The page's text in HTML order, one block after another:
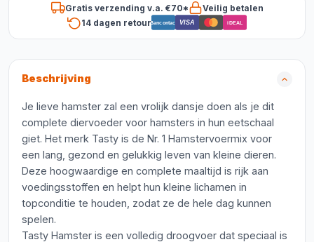
Gratis verzending v.a. €70*
Veilig betalen
14 dagen retourBancontact VISA iDEAL
Beschrijving
Je lieve hamster zal een vrolijk dansje doen als je dit
complete diervoeder voor hamsters in hun eetschaal
giet. Het merk Tasty is de Nr. 1 Hamstervoermix voor
een lang, gezond en gelukkig leven van kleine dieren.
Deze hoogwaardige en complete maaltijd is rijk aan
voedingsstoffen en helpt hun kleine lichamen in
topconditie te houden, zodat ze de hele dag kunnen
spelen.
Tasty Hamster is een volledig droogvoer dat speciaal is